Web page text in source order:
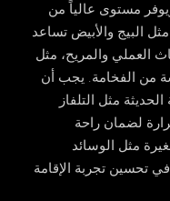
مستوى عالياً من
البيج والأبيض تساعد
العملي والمريح، مثل
من الفخامة. يجب أن
مثل التلفاز
لضمان راحة
مثل الوسائد
في تحسين تجربة الإقامة